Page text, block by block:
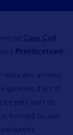
Cape Cod
à Provincetown.
vous des artistes
galeries d’art et
ce petit port de
homard ou une